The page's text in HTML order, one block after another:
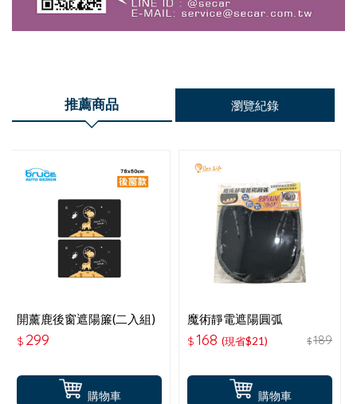
推薦商品 瀏覽紀錄
購物車
開薰鹿後窗遮陽簾(二入組)
$ 299
購物車
魔術靜電遮陽圓弧
1536448-2PB二入
36*44CM
$168 (現省$21) $189